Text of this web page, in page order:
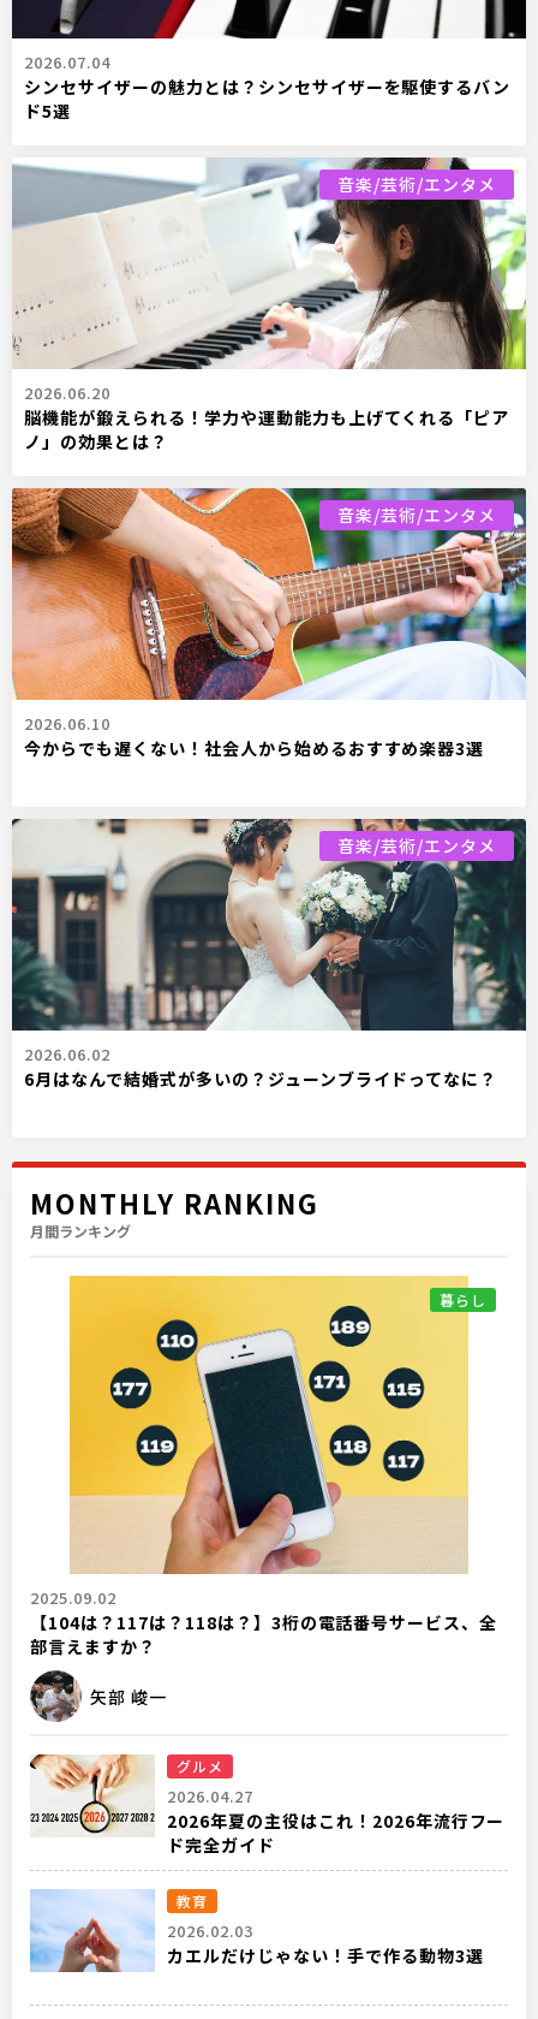
2026.07.04
シンセサイザーの魅力とは？シンセサイザーを駆使するバン
ド5選
音楽/芸術/エンタメ
2026.06.20
脳機能が鍛えられる！学力や運動能力も上げてくれる「ピア
ノ」の効果とは？
音楽/芸術/エンタメ
2026.06.10
今からでも遅くない！社会人から始めるおすすめ楽器3選
音楽/芸術/エンタメ
2026.06.02
6月はなんで結婚式が多いの？ジューンブライドってなに？
MONTHLY RANKING
月間ランキング
暮らし
2025.09.02
【104は？117は？118は？】3桁の電話番号サービス、全
部言えますか？
矢部 峻一
グルメ
2026.04.27
2026年夏の主役はこれ！2026年流行フー
ド完全ガイド
教育
2026.02.03
カエルだけじゃない！手で作る動物3選